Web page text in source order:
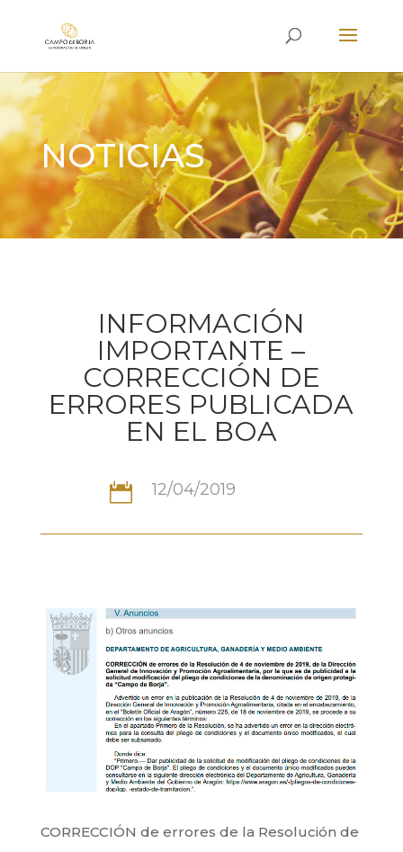
NOTICIAS
INFORMACIÓN
IMPORTANTE –
CORRECCIÓN DE
ERRORES PUBLICADA
EN EL BOA
 12/04/2019
CORRECCIÓN de errores de la Resolución de